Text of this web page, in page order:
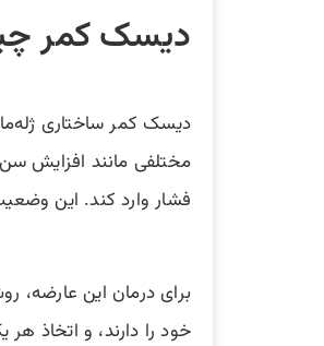
دیسک کمر
دیسک کمر ساختاری
مختلفی مانند افزایش
فشار وارد کند. این
برای درمان این عارضه،
خود را دارند، و اتخاذ